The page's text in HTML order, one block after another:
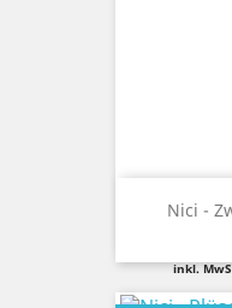
Nici -
inkl.